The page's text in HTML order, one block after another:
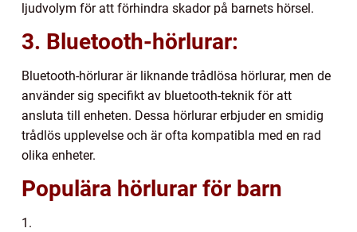
ljudvolym för att förhindra skador på barnets hörsel.
3. Bluetooth-hörlurar:
Bluetooth-hörlurar är liknande trådlösa hörlurar, men de
använder sig specifikt av bluetooth-teknik för att
ansluta till enheten. Dessa hörlurar erbjuder en smidig
trådlös upplevelse och är ofta kompatibla med en rad
olika enheter.
Populära hörlurar för barn
1.